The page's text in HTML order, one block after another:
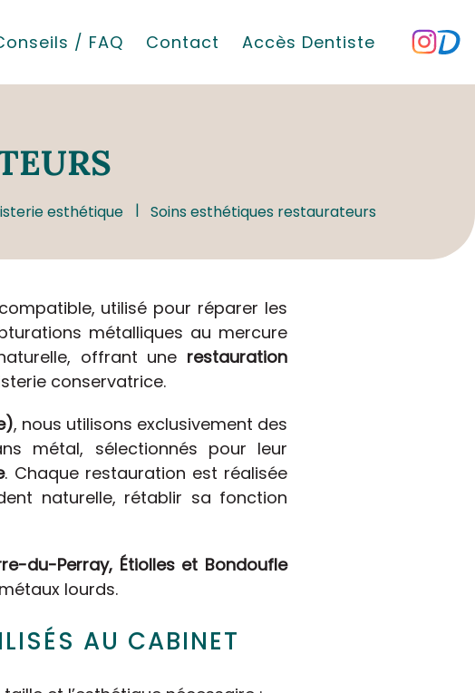
/ FAQ Contact Accès Dentiste
esthétique Soins esthétiques restaurateurs
utilisé pour réparer les
métalliques au mercure
offrant une restauration
conservatrice.
, nous utilisons exclusivement des
métal, sélectionnés pour leur
. Chaque restauration est réalisée
naturelle, rétablir sa fonction
du-Perray, Étiolles et Bondoufle
lourds.
AU CABINET